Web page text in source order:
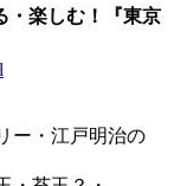
・楽しむ！『東京
ー・江戸明治の